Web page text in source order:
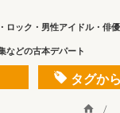
ロック・男性アイドル・俳
などの古本デパート
タグか